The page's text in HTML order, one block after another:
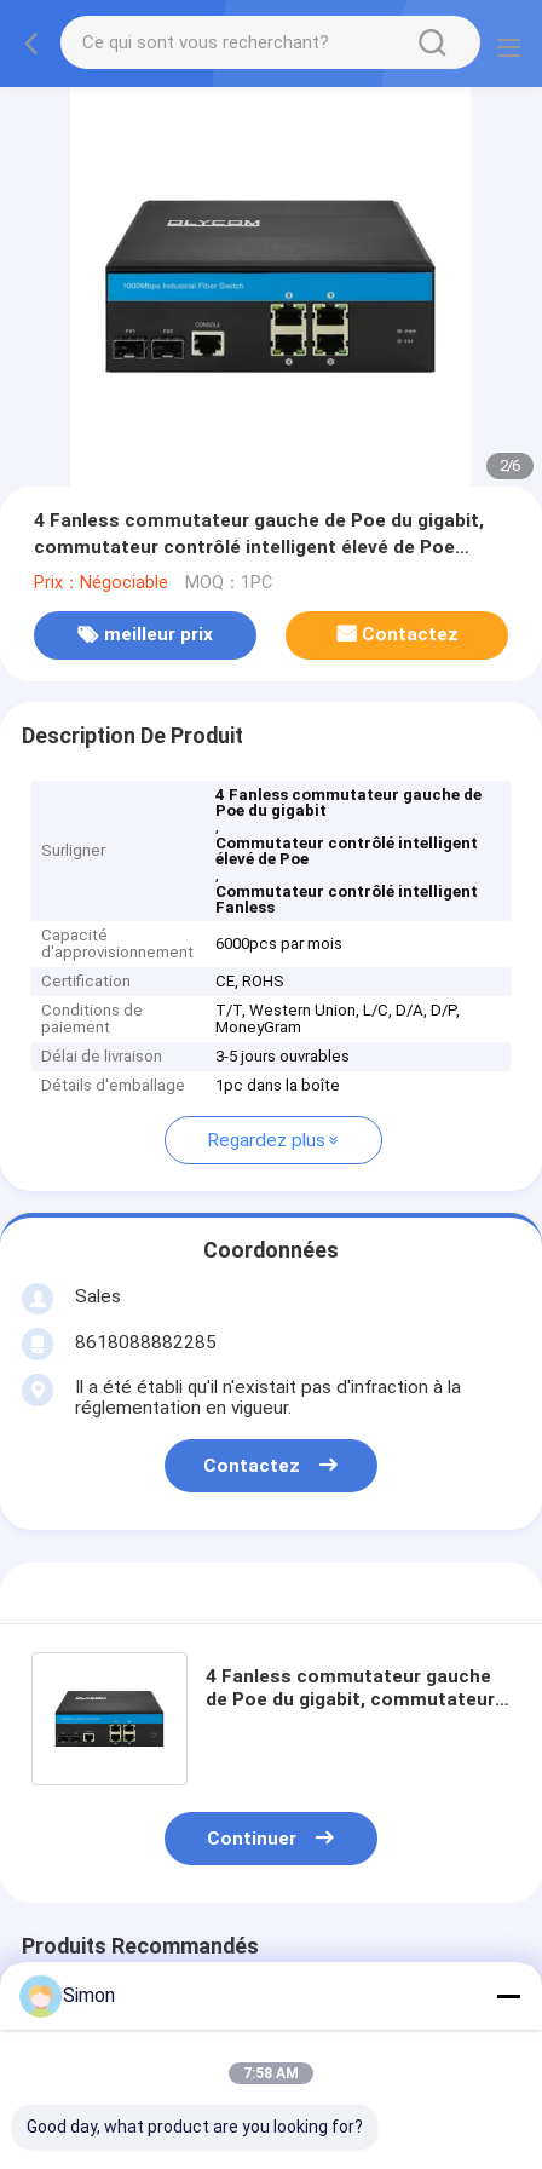
2/6
4 Fanless commutateur gauche de Poe du gigabit,
commutateur contrôlé intelligent élevé de Poe
extérieur
Prix：Négociable MOQ：1PC
meilleur prix Contactez
Description De Produit
Surligner
4 Fanless commutateur gauche de
Poe du gigabit
,
Commutateur contrôlé intelligent
élevé de Poe
,
Commutateur contrôlé intelligent
Fanless
Capacité
d'approvisionnement
6000pcs par mois
Certification
CE, ROHS
Conditions de
paiement
T/T, Western Union, L/C, D/A, D/P,
MoneyGram
Délai de livraison
3-5 jours ouvrables
Détails d'emballage
1pc dans la boîte
Regardez plus
Coordonnées
Sales
8618088882285
Il a été établi qu'il n'existait pas d'infraction à la
réglementation en vigueur.
Contactez
4 Fanless commutateur gauche
de Poe du gigabit, commutateur
Continuer
Produits Recommandés
Simon
7:58 AM
Good day, what product are you looking for?